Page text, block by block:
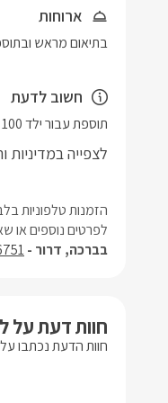
ארוחות
בתיאום מראש
חשוב לדעת
תוספת עבור ילד 100 ש"ח .לטובת בריאות האורחים בחודשי החגים המתחם נמכר באופן מלא בלבד!!!
לצפייה במדיניות
הזמנות טלפוניות
לפרטים נוספים או
בברכה, דרור -
חוות דעת על
חוות הדעת נכתבו